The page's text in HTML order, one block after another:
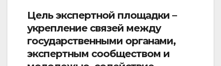
Цель экспертной площадки –
укрепление связей между
государственными органами,
экспертным сообществом и